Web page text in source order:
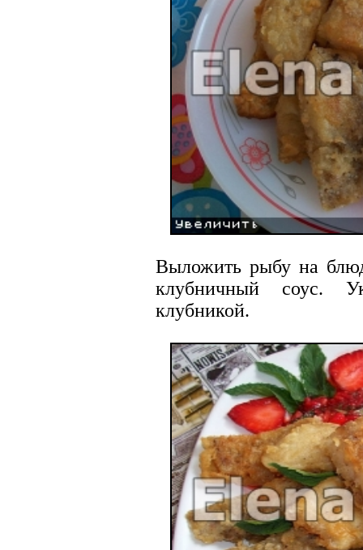
Выложить рыбу на
клубничный соус.
клубникой.